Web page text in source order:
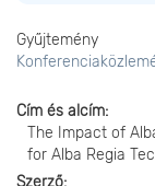
Gyűjtemény
Cím és alcím
The Impact of
for Alba Regia
Szerző